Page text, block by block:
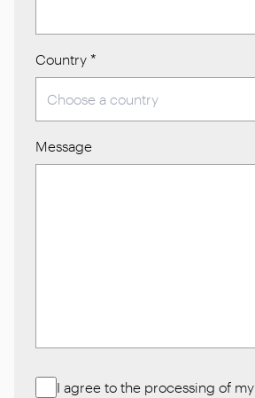
Country *
Message
I agree to the processing of my